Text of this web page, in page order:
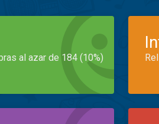
al azar de 184 (10%)